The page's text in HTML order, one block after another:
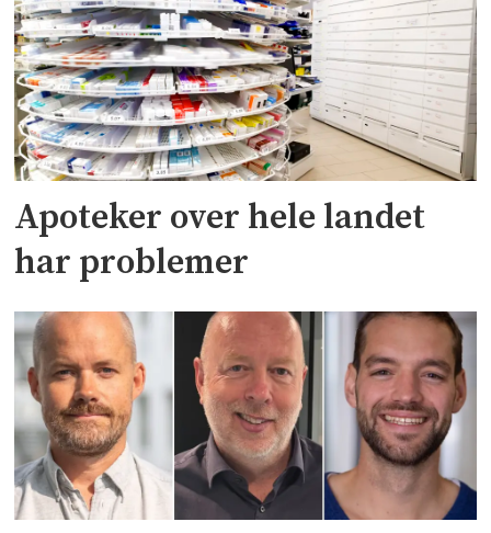
Apoteker over hele landet
har problemer